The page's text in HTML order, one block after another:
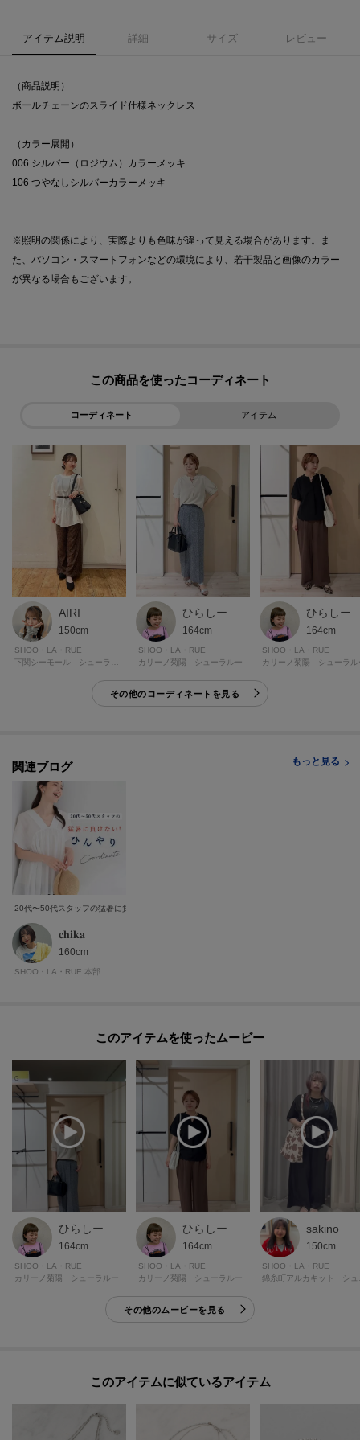
アイテム説明 詳細 サイズ レビュー
（商品説明）
ボールチェーンのスライド仕様ネックレス
（カラー展開）
006 シルバー（ロジウム）カラーメッキ
106 つやなしシルバーカラーメッキ
※照明の関係により、実際よりも色味が違って見える場合があります。ま
た、パソコン・スマートフォンなどの環境により、若干製品と画像のカラー
が異なる場合もございます。
この商品を使った
コーディネート アイテム
AIRI
150cm
SHOO・LA・RUE
下関シーモール シューラルー
ひらしー
164cm
SHOO・LA・RUE
カリーノ菊陽 シューラルー
ひらしー
164cm
SHOO・LA・RUE
カリーノ菊陽 シューラル
その他のコーディネートを見る
関連ブログ もっと見る
20代〜50代スタッフの猛暑に負けないひんやりコーデ
𝐜𝐡𝐢𝐤𝐚
160cm
SHOO・LA・RUE 本部
このアイテムを使ったムービー
ひらしー
164cm
SHOO・LA・RUE
カリーノ菊陽 シューラルー
ひらしー
164cm
SHOO・LA・RUE
カリーノ菊陽 シューラルー
sakino
150cm
SHOO・LA・RUE
錦
その他のムービーを見る
このアイテムに似ているアイテム